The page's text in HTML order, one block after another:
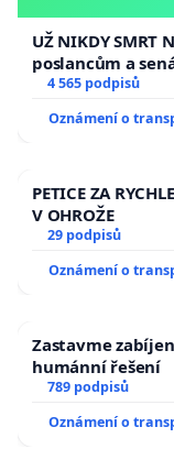
UŽ NIKDY SMRT
poslancům a
aby se tragédie
4 565 podpisů
Oznámení o
PETICE ZA
V OHROŽE
29 podpisů
Oznámení o
Zastavme
humánní řešení
789 podpisů
Oznámení o